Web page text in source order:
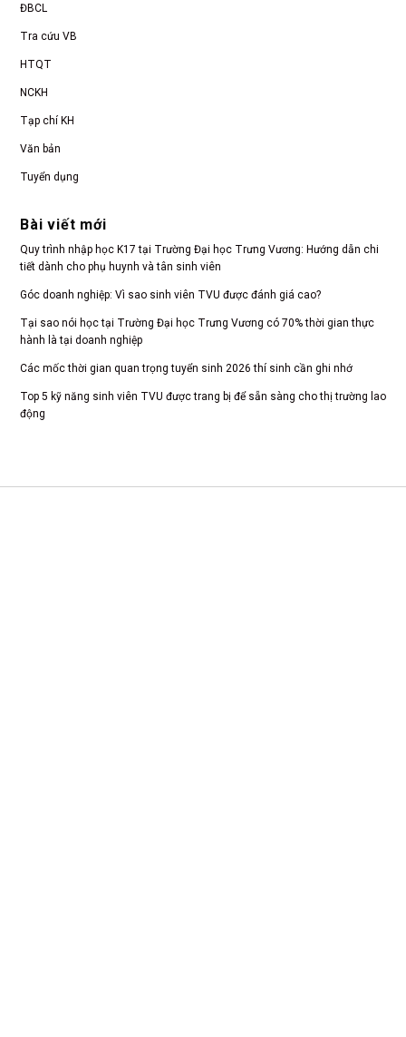
ĐBCL
Tra cứu VB
HTQT
NCKH
Tạp chí KH
Văn bản
Tuyển dụng
Bài viết mới
Quy trình nhập học K17 tại Trường Đại học Trưng Vương: Hướng dẫn chi
tiết dành cho phụ huynh và tân sinh viên
Góc doanh nghiệp: Vì sao sinh viên TVU được đánh giá cao?
Tại sao nói học tại Trường Đại học Trưng Vương có 70% thời gian thực
hành là tại doanh nghiệp
Các mốc thời gian quan trọng tuyển sinh 2026 thí sinh cần ghi nhớ
Top 5 kỹ năng sinh viên TVU được trang bị để sẵn sàng cho thị trường lao
động